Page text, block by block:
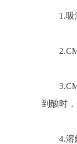
1.吸湿
2.CMC
3.CMC
到酸时
4.溶解